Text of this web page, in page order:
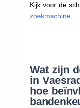
Kijk voor de
zoekmachine.
Wat zijn
in
hoe